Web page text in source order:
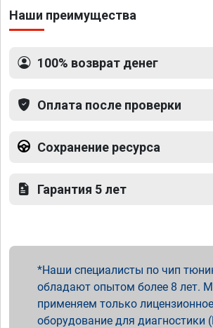
Наши преимущества
100% возврат денег
Оплата после проверки
Сохранение ресурса
Гарантия 5 лет
Наши специалисты по чип
обладают опытом более 8 лет.
применяем только лицензионное
оборудование для диагностики